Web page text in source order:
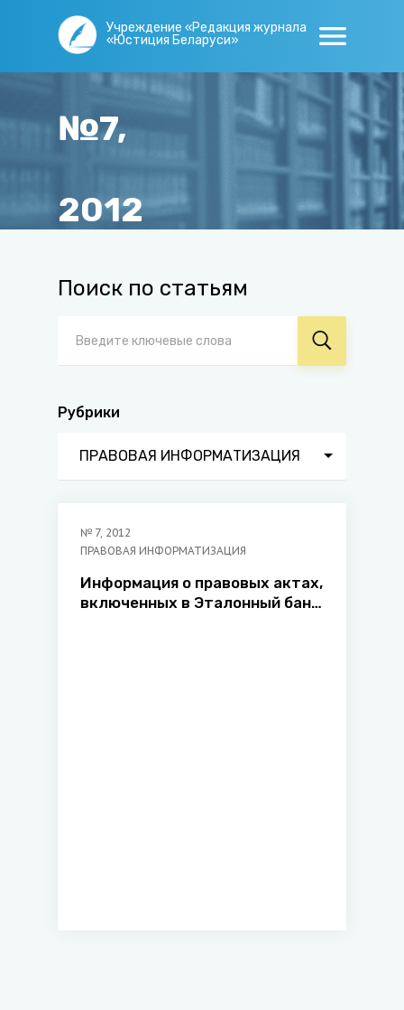
Учреждение «Редакция журнала
«Юстиция Беларуси»
№7,
2012
Поиск по статьям
Рубрики
ПРАВОВАЯ ИНФОРМАТИЗАЦИЯ
№ 7, 2012
ПРАВОВАЯ ИНФОРМАТИЗАЦИЯ
Информация о правовых актах,
включенных в Эталонный банк